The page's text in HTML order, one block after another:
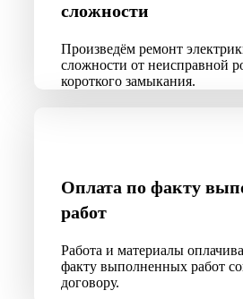
сложности
Произведём ремонт
сложности от неисправной
короткого замыкания.
Оплата по факту
работ
Работа и материалы
факту выполненных работ
договору.